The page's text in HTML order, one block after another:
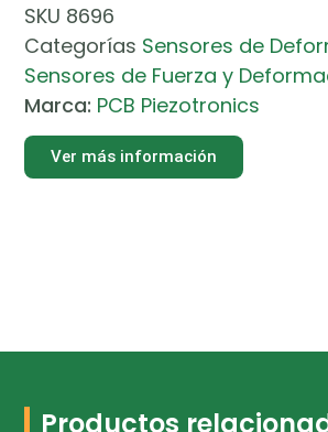
SKU 8696
Categorías Sensores de
Sensores de Fuerza y
Marca: PCB Piezotronics
Ver más información
Productos